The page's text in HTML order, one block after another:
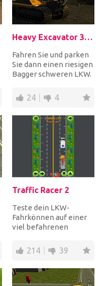
Heavy Excavator 3D Parking
Fahren Sie und parken
Sie dann einen riesigen
Bagger schweren LKW.
Fahrzeuge und...
24 4
Traffic Racer 2
Teste dein LKW-
Fahrkönnen auf einer
viel befahrenen
andere Autos, indem du
den Gang...
214 39